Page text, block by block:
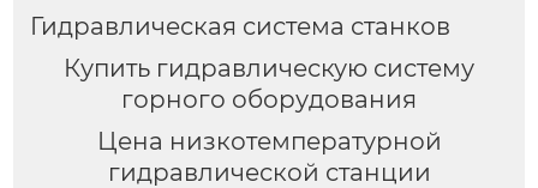
Гидравлическая система станков
Купить гидравлическую систему
горного оборудования
Цена низкотемпературной
гидравлической станции